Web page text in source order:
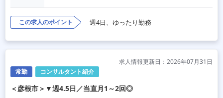
この求人のポイント 週4日、ゆったり勤務
常勤 コンサルタント紹介
求人情報更新日：2026年07月31日
＜彦根市＞▼週4.5日／当直月1～2回◎